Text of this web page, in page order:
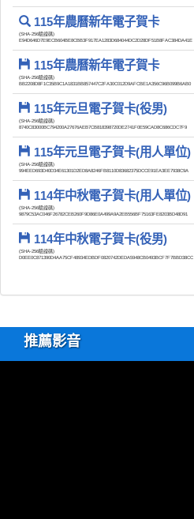
115年農曆新年電子賀卡
(SHA-256驗證碼)
E94D646D7E9ECB604BE8CBB3F917EA1283D684044DC2D28DF51B8FAC384DA41E
115年農曆新年電子賀卡
(SHA-256驗證碼)
BB2208D8F1C35B9C1A1831BB857447C2FA30C012D9AFCBE1A356C96B099B6AB0
115年元旦電子賀卡(役男)
(SHA-256驗證碼)
8740C83000BC794200A27676AEB7CB818398720DE2741F0E59CAD8C686CDC7F9
115年元旦電子賀卡(用人單位)
(SHA-256驗證碼)
994EED693D40D34E61301D2ED8A8246FB8110D83682375DCCE91EA3EE7938C9A
114年中秋電子賀卡(用人單位)
(SHA-256驗證碼)
9879C53AC046F26782CEB260F9D86E0A499A9A2EB556BF75163FE8203BD48D91
114年中秋電子賀卡(役男)
(SHA-256驗證碼)
D0EE0C871390D4AA75CF48934EDBDF0820742DEDA5948CB0493BCF7F7BBD38CC
推薦影音